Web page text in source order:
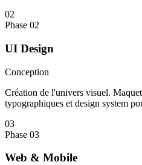
02
Phase 02
UI Design
Conception
Création de l'univers visuel.
typographiques et design system
03
Phase 03
Web & Mobile